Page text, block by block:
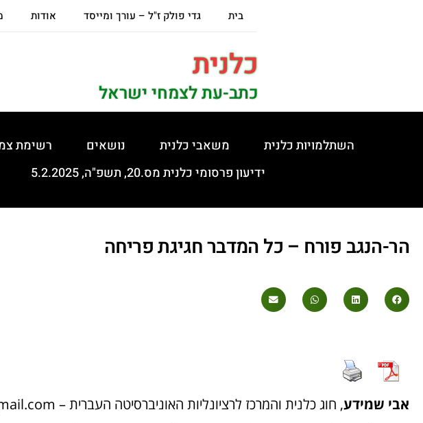
בית גדי פולק ז"ל – עורך ומייסד אודות
כלנית
כתב-עת לצמחי ישראל
השתלמויות כלנית משאבי כלנית נושאים
רשימת
ידיעון פרסומי כלנית מס.20, תשפ"ה, 5.2.2025
הר-הנגב פורח – כל המדבר חגיגת פריחה
אבי שמידע, חוג כלנית והמרכז לרציונליות האוניברסיטה העברית –